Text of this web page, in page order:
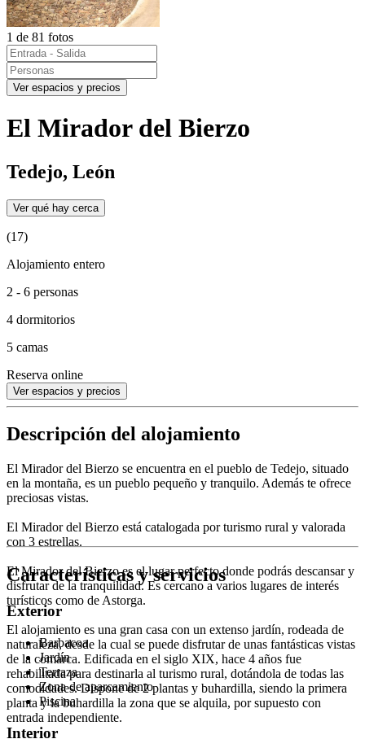
1 de 81 fotos
Ver espacios y precios
El Mirador del Bierzo
Tedejo, León
Ver qué hay cerca
(17)
Alojamiento entero
2 - 6 personas
4 dormitorios
5 camas
Reserva online
Ver espacios y precios
Descripción del alojamiento
El Mirador del Bierzo se encuentra en el pueblo de Tedejo, situado
en la montaña, es un pueblo pequeño y tranquilo. Además te ofrece
preciosas vistas.
El Mirador del Bierzo está catalogada por turismo rural y valorada
con 3 estrellas.
El Mirador del Bierzo es el lugar perfecto donde podrás descansar y
disfrutar de la tranquilidad. Es cercano a varios lugares de interés
turísticos como de Astorga.
El alojamiento es una gran casa con un extenso jardín, rodeada de
naturaleza, desde la cual se puede disfrutar de unas fantásticas vistas
de la comarca. Edificada en el siglo XIX, hace 4 años fue
rehabilitada para destinarla al turismo rural, dotándola de todas las
comodidades. Dispone de 2 plantas y buhardilla, siendo la primera
planta y la buhardilla la zona que se alquila, por supuesto con
entrada independiente.
Características y servicios
Exterior
Barbacoa
Jardín
Terraza
Zona de aparcamiento
Piscina
Interior